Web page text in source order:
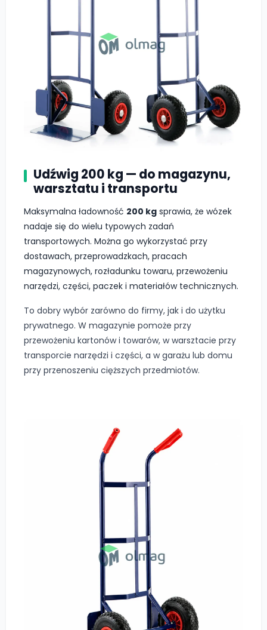
Udźwig 200 kg — do magazynu,
warsztatu i transportu
Maksymalna ładowność 200 kg sprawia, że wózek
nadaje się do wielu typowych zadań
transportowych. Można go wykorzystać przy
dostawach, przeprowadzkach, pracach
magazynowych, rozładunku towaru, przewożeniu
narzędzi, części, paczek i materiałów technicznych.
To dobry wybór zarówno do firmy, jak i do użytku
prywatnego. W magazynie pomoże przy
przewożeniu kartonów i towarów, w warsztacie przy
transporcie narzędzi i części, a w garażu lub domu
przy przenoszeniu cięższych przedmiotów.